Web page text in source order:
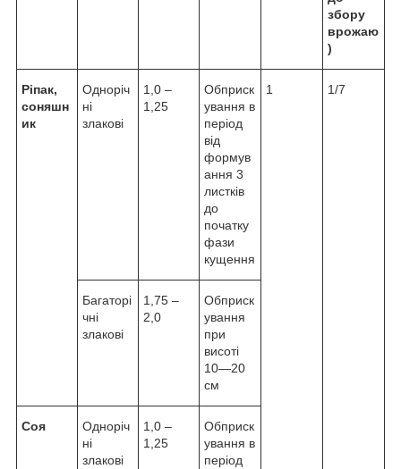
збору
врожаю
)
Ріпак,
соняшн
ик
Одноріч
ні
злакові
1,0 –
1,25
Обприск
ування в
період
від
формув
ання 3
листків
до
початку
фази
кущення
1 1/7
Багаторі
чні
злакові
1,75 –
2,0
Обприск
ування
при
висоті
10—20
см
Соя
Одноріч
ні
злакові
1,0 –
1,25
Обприск
ування в
період